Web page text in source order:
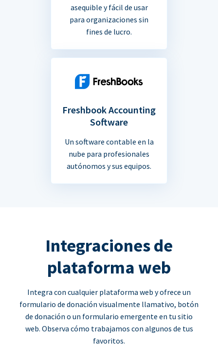
asequible y fácil de usar
para organizaciones sin
fines de lucro.
Freshbook Accounting
Software
Un software contable en la
nube para profesionales
autónomos y sus equipos.
Integraciones de
plataforma web
Integra con cualquier plataforma web y ofrece un
formulario de donación visualmente llamativo, botón
de donación o un formulario emergente en tu sitio
web. Observa cómo trabajamos con algunos de tus
favoritos.